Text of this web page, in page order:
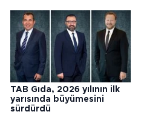
TAB Gıda, 2026 yılının ilk
yarısında büyümesini
sürdürdü